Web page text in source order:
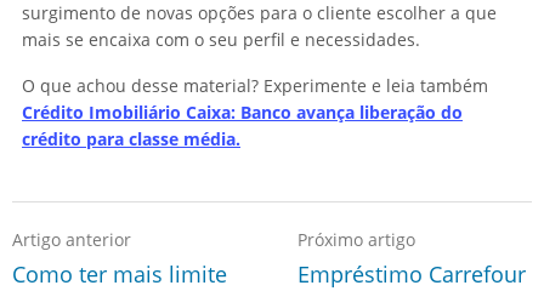
surgimento de novas opções para o cliente escolher a que
mais se encaixa com o seu perfil e necessidades.
O que achou desse material? Experimente e leia também
Crédito Imobiliário Caixa: Banco avança liberação do
crédito para classe média.
Artigo anterior
Como ter mais limite
Próximo artigo
Empréstimo Carrefour